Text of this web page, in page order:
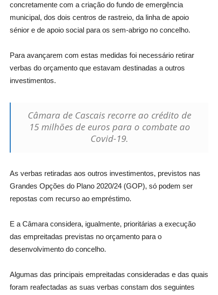
concretamente com a criação do fundo de emergência
municipal, dos dois centros de rastreio, da linha de apoio
sénior e de apoio social para os sem-abrigo no concelho.
Para avançarem com estas medidas foi necessário retirar
verbas do orçamento que estavam destinadas a outros
investimentos.
Câmara de Cascais recorre ao crédito de
15 milhões de euros para o combate ao
Covid-19.
As verbas retiradas aos outros investimentos, previstos nas
Grandes Opções do Plano 2020/24 (GOP), só podem ser
repostas com recurso ao empréstimo.
E a Câmara considera, igualmente, prioritárias a execução
das empreitadas previstas no orçamento para o
desenvolvimento do concelho.
Algumas das principais empreitadas consideradas e das quais
foram reafectadas as suas verbas constam dos seguintes